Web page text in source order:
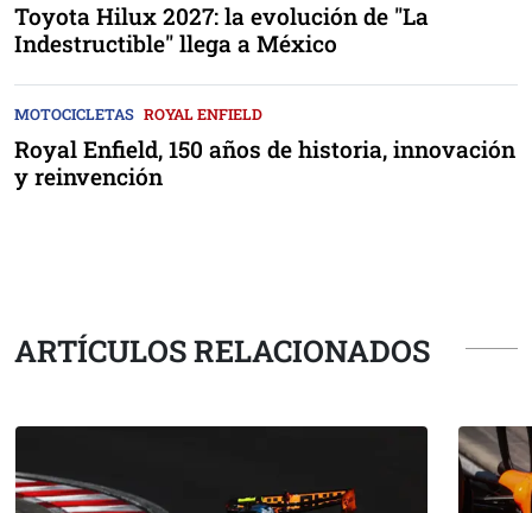
Toyota Hilux 2027: la evolución de "La
Indestructible" llega a México
MOTOCICLETAS ROYAL ENFIELD
Royal Enfield, 150 años de historia, innovación
y reinvención
ARTÍCULOS RELACIONADOS